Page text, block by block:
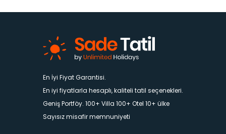
En İyi Fiyat Garantisi.
En iyi fiyatlarla hesaplı, kaliteli tatil seçenekleri.
Geniş Portföy. 100+ Villa 100+ Otel 10+ ülke
Sayısız misafir memnuniyeti